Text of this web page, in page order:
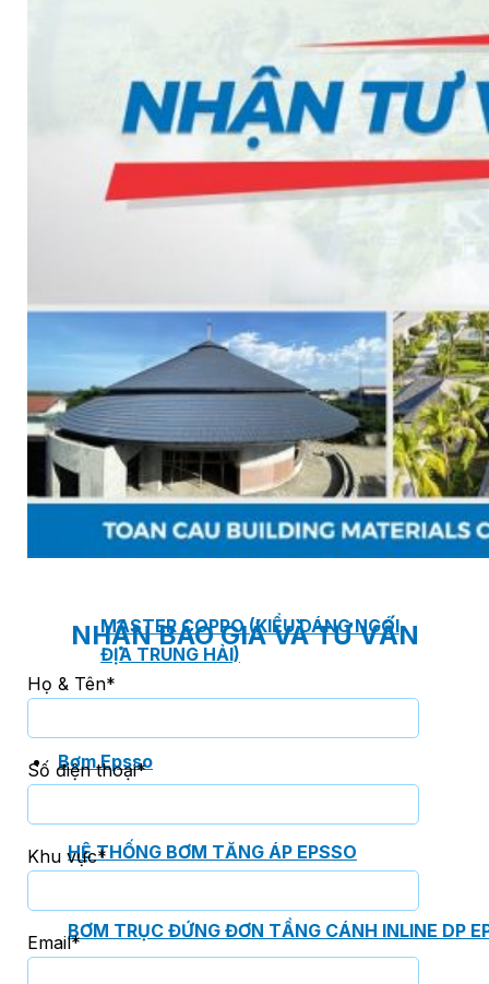
TẤM ỐP TRẦN INFRATOP
TẤM ỐP TƯỜNG MAX-3
TẤM ỐP ĐA NĂNG FRONTO
GỖ NHÂN TẠO NAM SOON
GỖ SINH THÁI NOVANO
VÁN OSB (VÁN DĂM ĐỊNH HƯỚNG)
MÁI LÁ NHÂN TẠO CENTRO THATCH
MASTER COPPO (KIỂU DÁNG NGÓI
ĐỊA TRUNG HẢI)
Bơm Epsso
HỆ THỐNG BƠM TĂNG ÁP EPSSO
BƠM TRỤC ĐỨNG ĐƠN TẦNG CÁNH INLINE DP
NHẬN BÁO GIÁ VÀ TƯ VẤN
Họ & Tên*
Số điện thoại*
Khu vực*
Email*